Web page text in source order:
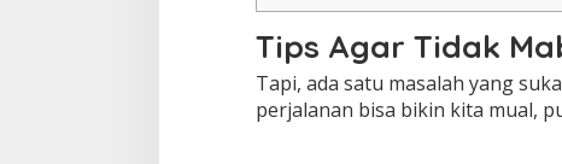
Tips Agar Tidak
Tapi, ada satu masalah yang
perjalanan bisa bikin kita mual,